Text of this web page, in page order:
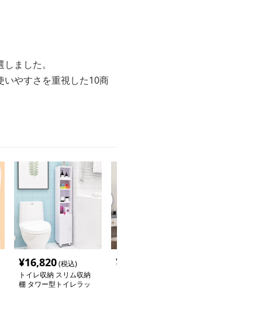
ました。
いやすさを重視した10商
¥16,820(税込)
トイレ収納 スリム収納
棚 タワー型トイレラッ
¥